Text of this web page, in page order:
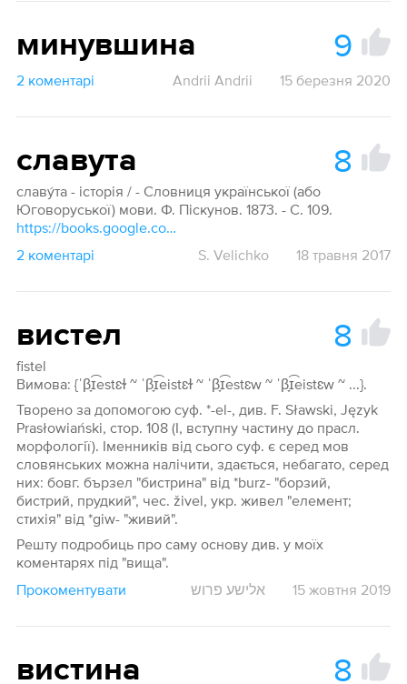
минувшина 9
2 коментарі Andrii Andrii 15 березня 2020
славута 8
славу́та - історія / - Словниця української (або
Юговоруської) мови. Ф. Піскунов. 1873. - С. 109.
https://books.google.com.ua/books?id=0d5bAAAAcAAJ&pg=PA109&hl=uk#v=onepage&q&f=false
2 коментарі
S. Velichko 18 травня 2017
вистел 8
fistel
Вимова: {ˈβ̞ɪ͡estɛɫ ~ ˈβ̞ɪ͡eistɛɫ ~ ˈβ̞ɪ͡estɛw ~ ˈβ̞ɪ͡eistɛw ~ ...}.
Творено за допомогою суф. *-el-, див. F. Sławski, Język
Prasłowiański, стор. 108 (І, вступну частину до прасл.
морфології). Іменників від сього суф. є серед мов
словянських можна налічити, здається, небагато, серед
них: бовг. бързел "бистрина" від *burz- "борзий,
бистрий, прудкий", чес. živel, укр. живел "елемент;
стихія" від *giw- "живий".
Решту подробиць про саму основу див. у моїх
коментарях під "вища".
Прокоментувати
אלישע פרוש 15 жовтня 2019
вистина 8